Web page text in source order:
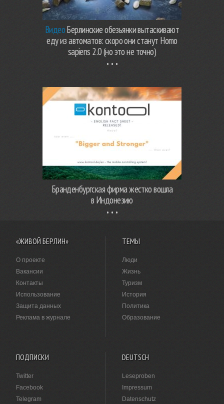
ВидеоБерлинские обезьянки вытаскивают
еду из автоматов: скоро они станут Homo
sapiens 2.0 (но это не точно)
Бранденбургская фирма жестко вошла
в Индонезию
«ЖИВОЙ БЕРЛИН»
О проекте
Вакансии
Контакты
Использование
Защита данных
Реклама в журнале
ТЕМЫ
Люди
Жизнь
Туризм
История
Политика
Образование
ПОДПИСКИ
Twitter
Facebook
Telegram
DEUTSCH
Leseproben
Impressum
Datenschutz